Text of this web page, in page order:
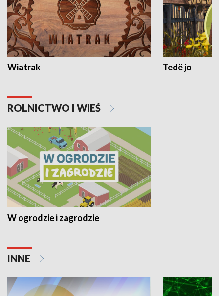
Wiatrak Tedë jo
ROLNICTWO I WIEŚ
W ogrodzie i zagrodzie
INNE